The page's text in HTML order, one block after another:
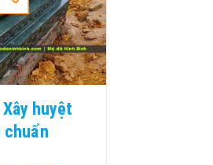
huyệt
chuẩn